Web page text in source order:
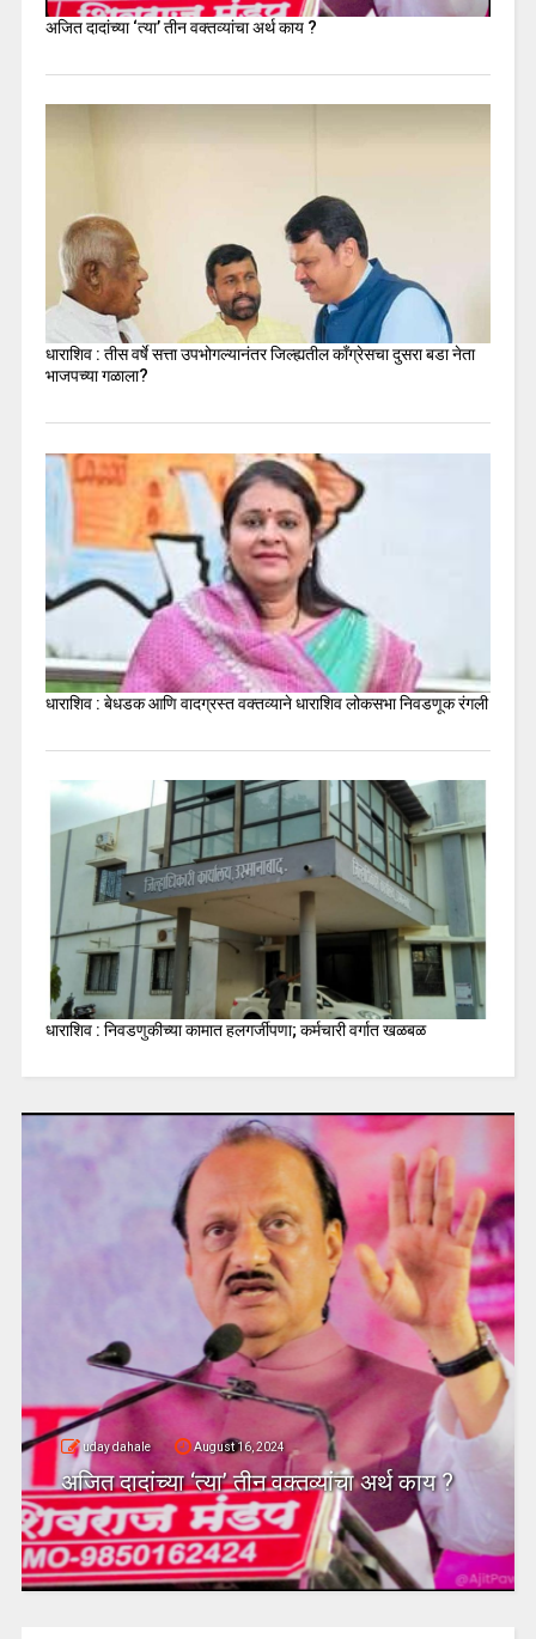
अजित दादांच्या ‘त्या’ तीन वक्तव्यांचा अर्थ काय ?
धाराशिव : तीस वर्षे सत्ता उपभोगल्यानंतर जिल्ह्यतील कॉंग्रेसचा दुसरा बडा नेता
भाजपच्या गळाला?
धाराशिव : बेधडक आणि वादग्रस्त वक्तव्याने धाराशिव लोकसभा निवडणूक रंगली
धाराशिव : निवडणुकीच्या कामात हलगर्जीपणा; कर्मचारी वर्गात खळबळ
uday dahale August 16, 2024
अजित दादांच्या ‘त्या’ तीन वक्तव्यांचा अर्थ काय ?